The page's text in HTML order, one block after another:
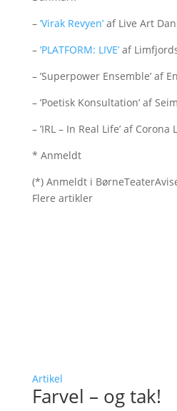
– ’Virak Revyen’af Live Art
– ’PLATFORM: LIVE’af
– ’Superpower Ensemble’ af
– ’Poetisk Konsultation’ af
– ’IRL – In Real Life’ af Corona
* Anmeldt
(*) Anmeldt i
Flere artikler
Artikel
Farvel – og tak!